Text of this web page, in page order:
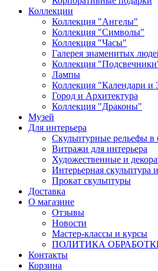
Коллекции
Коллекция "Ангелы"
Коллекция "Символы"
Коллекция "Часы"
Галерея знаменитых
Коллекция
Лампы
Коллекция "Календари и
Город и Архитектура
Коллекция "Драконы"
Музей
Для интерьера
Скульптурные рельефы в
Витражи для интерьера
Художественные и
Интерьерная скульптура
Прокат скульптуры
Доставка
О магазине
Отзывы
Новости
Мастер-классы и курсы
ПОЛИТИКА
Контакты
Корзина